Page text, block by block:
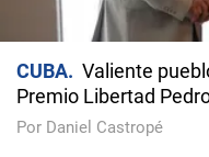
CUBA
Valiente
Premio Libertad
Por Daniel Castropé